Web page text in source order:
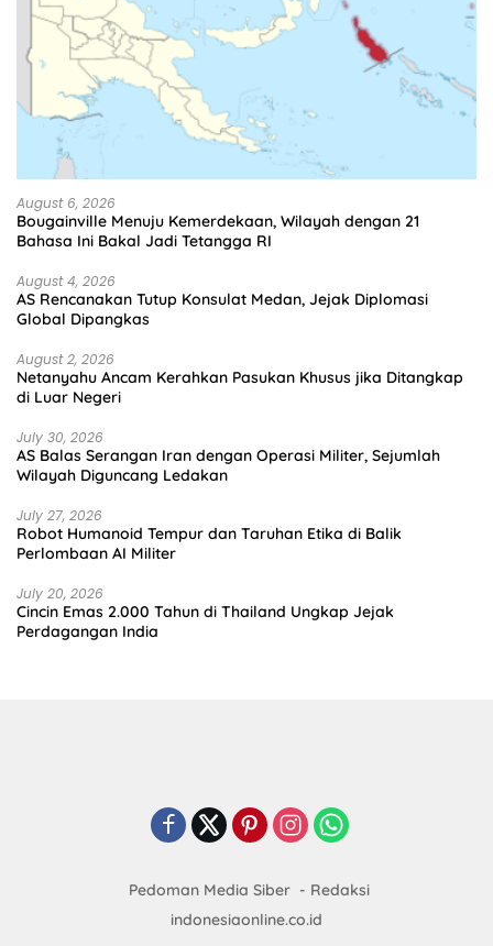
August 6, 2026
Bougainville Menuju Kemerdekaan, Wilayah dengan 21
Bahasa Ini Bakal Jadi Tetangga RI
August 4, 2026
AS Rencanakan Tutup Konsulat Medan, Jejak Diplomasi
Global Dipangkas
August 2, 2026
Netanyahu Ancam Kerahkan Pasukan Khusus jika Ditangkap
di Luar Negeri
July 30, 2026
AS Balas Serangan Iran dengan Operasi Militer, Sejumlah
Wilayah Diguncang Ledakan
July 27, 2026
Robot Humanoid Tempur dan Taruhan Etika di Balik
Perlombaan AI Militer
July 20, 2026
Cincin Emas 2.000 Tahun di Thailand Ungkap Jejak
Perdagangan India
Pedoman Media Siber
Redaksi
indonesiaonline.co.id